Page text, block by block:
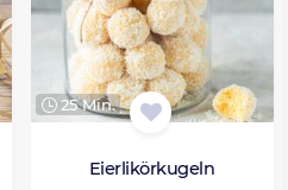
25 Min.
Eierlikörkugeln